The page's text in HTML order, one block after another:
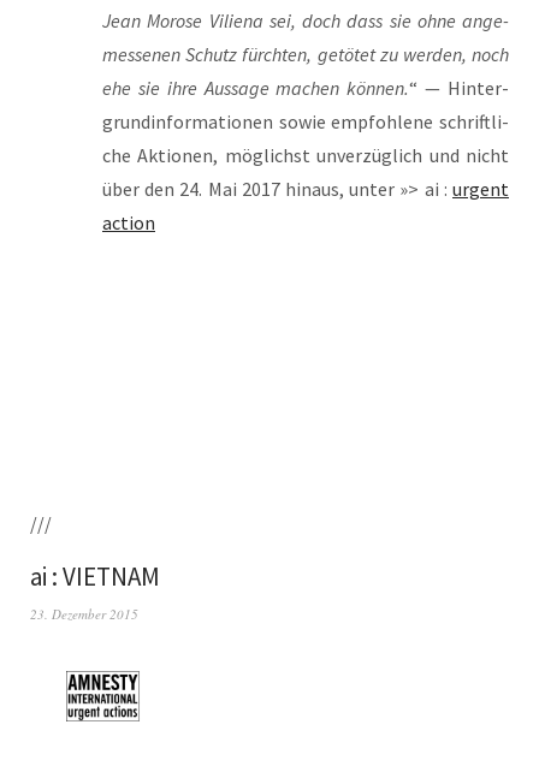
Jean Moro­se Vili­ena sei, doch dass sie ohne ange­
mes­se­nen Schutz fürch­ten, getö­tet zu wer­den, noch
ehe sie ihre Aus­sa­ge machen kön­nen.“ — Hin­ter­
grund­in­for­ma­tio­nen sowie emp­foh­le­ne schrift­li­
che Aktio­nen, mög­lichst unver­züg­lich und nicht
über den 24. Mai 2017 hin­aus, unter »> ai : urgent
action
///
ai : VIETNAM
23. Dezember 2015